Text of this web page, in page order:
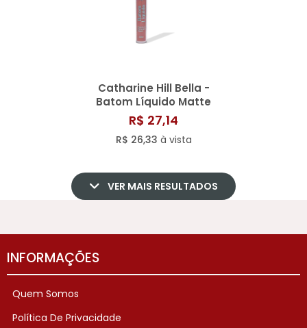
Catharine Hill Bella -
Batom Líquido Matte
3,8m
R$ 27,14
R$ 26,33 à vista
VER MAIS RESULTADOS
INFORMAÇÕES
Quem Somos
Política De Privacidade